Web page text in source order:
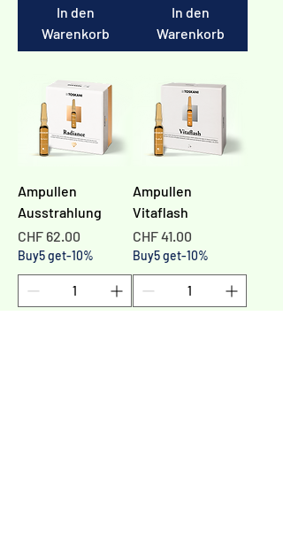
In den
Warenkorb
In den
Warenkorb
Ampullen
Ausstrahlung
Preis
CHF 62.00
Buy5 get-10%
Ampullen
Vitaflash
Preis
CHF 41.00
Buy5 get-10%